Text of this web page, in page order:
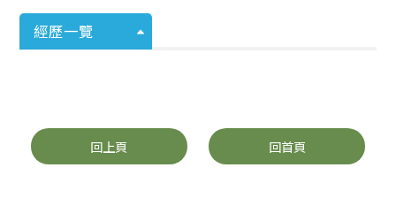
經歷一覽
回上頁 回首頁